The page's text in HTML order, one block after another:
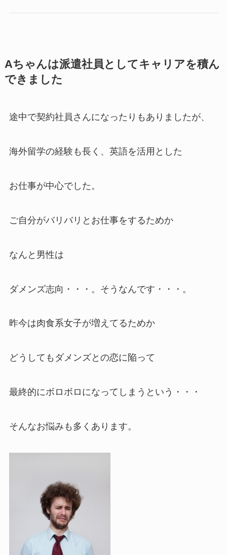
Aちゃんは派遣社員としてキャリアを積ん
できました
途中で契約社員さんになったりもありましたが、
海外留学の経験も長く、英語を活用とした
お仕事が中心でした。
ご自分がバリバリとお仕事をするためか
なんと男性は
ダメンズ志向・・・。そうなんです・・・。
昨今は肉食系女子が増えてるためか
どうしてもダメンズとの恋に陥って
最終的にボロボロになってしまうという・・・
そんなお悩みも多くあります。